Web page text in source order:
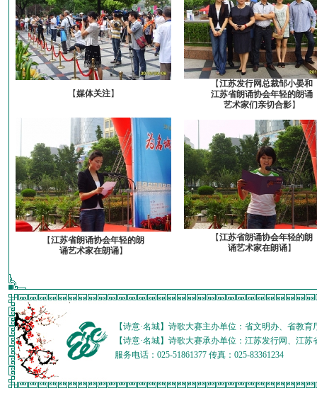
【媒体关注】
【江苏发行网总裁邹小晏和
江苏省朗诵协会年轻的朗诵
艺术家们亲切合影】
【江苏省朗诵协会年轻的朗
诵艺术家在朗诵】
【江苏省朗诵协会年轻的朗
诵艺术家在朗诵】
【诗意·名城】诗歌大赛主办单位：省文明办、省教
【诗意·名城】诗歌大赛承办单位：江苏发行网、江
服务电话：025-51861377 传真：025-83361234